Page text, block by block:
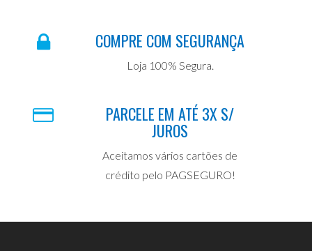
COMPRE COM SEGURANÇA
Loja 100% Segura.
PARCELE EM ATÉ 3X S/
JUROS
Aceitamos vários cartões de
crédito pelo PAGSEGURO!